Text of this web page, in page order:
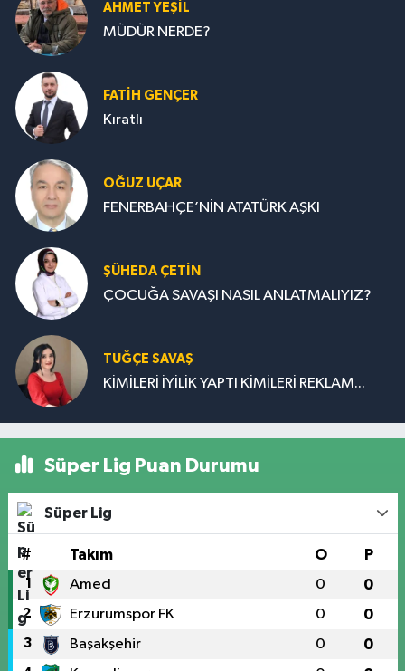
AHMET YEŞİL
MÜDÜR NERDE?
FATIH GENÇER
Kıratlı
OĞUZ UÇAR
FENERBAHÇE’NİN ATATÜRK AŞKI
ŞÜHEDA ÇETİN
ÇOCUĞA SAVAŞI NASIL ANLATMALIYIZ?
TUĞÇE SAVAŞ
KİMİLERİ İYİLİK YAPTI KİMİLERİ REKLAM...
Süper Lig Puan Durumu
Süper Lig
# Takım O P
1 Amed 0 0
2 Erzurumspor FK 0 0
3 Başakşehir 0 0